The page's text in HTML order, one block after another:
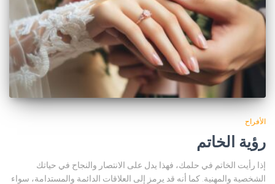
الأفراح
رؤية الخاتم
إذا رأيت الخاتم في حلمك، فهذا يدل على الانتصار والنجاح في حياتك
الشخصية والمهنية. كما أنه قد يرمز إلى العلاقات الدائمة والمستدامة، سواء